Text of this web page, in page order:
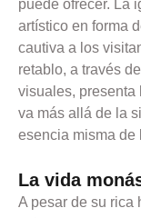
puede ofrecer. La
artístico en forma
cautiva a los
retablo, a través
visuales, presenta
va más allá de la
esencia misma de
La vida
A pesar de su rica